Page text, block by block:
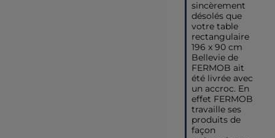
sincèrement
désolés que
votre table
rectangulaire
196 x 90 cm
Bellevie de
FERMOB ait
été livrée avec
un accroc. En
effet FERMOB
travaille ses
produits de
façon